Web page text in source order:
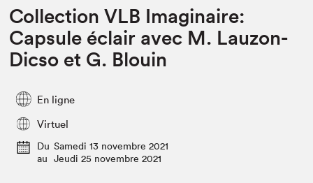
Espace médias
Actualités
Vidéos et Balados
Club de lecture Braindate
Édition 2022
Nous connaître
Projets partenaires 2022
Liens pratiques
Collection VLB Imaginaire:
Capsule éclair avec M. Lauzon-
Dicso et G. Blouin
En ligne
Virtuel
Du Samedi 13 novembre 2021
au Jeudi 25 novembre 2021